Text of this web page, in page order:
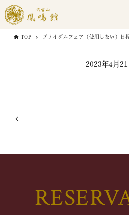
TOP ブライダルフェア（使用しない）日
2023年4月21